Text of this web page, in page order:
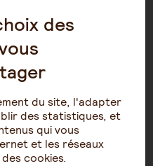
quels
changements
professionnels
En savoir plus
des
du site, l'adapter
des statistiques, et
qui vous
et les réseaux
cookies.